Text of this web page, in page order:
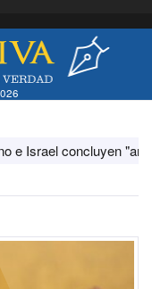
concluyen "antes